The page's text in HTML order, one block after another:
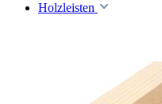
Holzleisten